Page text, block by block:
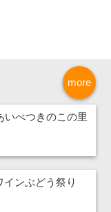
more
べつきのこの里
ンぶどう祭り